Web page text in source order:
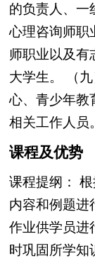
的负责人、一
心理咨询师职
师职业以及
大学生。
（
心、青少年
相关工作人员
课程及优势
课程提纲：
内容和例题进
作业供学员进
时巩固所学知